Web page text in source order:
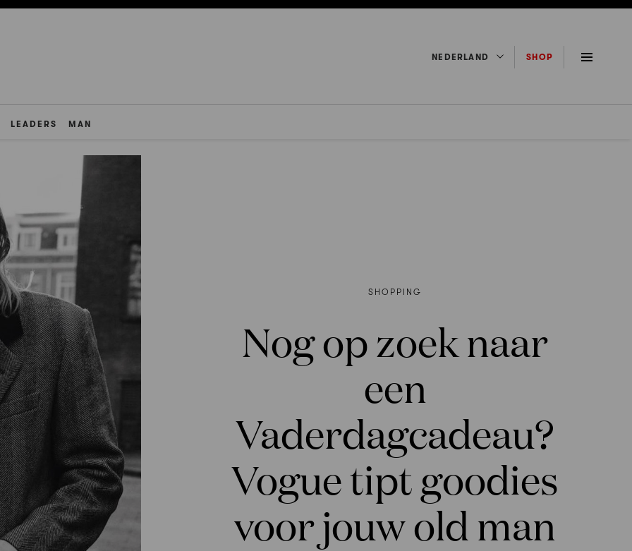
NEDERLAND SHOP
LEADERS MAN
SHOPPING
Nog op zoek naar
een
Vaderdagcadeau?
Vogue tipt goodies
voor jouw old man